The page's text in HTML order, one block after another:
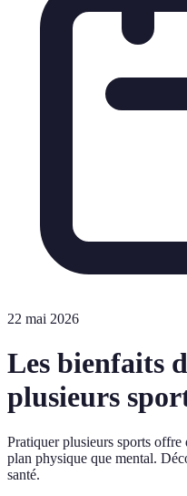
22 mai 2026
Les bienfaits
plusieurs
Pratiquer plusieurs sports offre
plan physique que mental.
santé.